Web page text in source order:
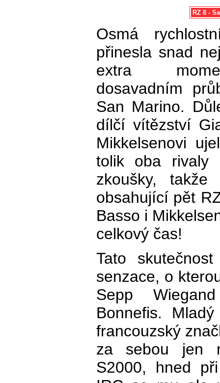
RZ 8 -
Osmá
přinesla snad
extra
dosavadním
San Marino.
dílčí vítězství
Mikkelsenovi
tolik oba rivaly
zkoušky,
obsahující pět
Basso i
celkový čas!
Tato
senzace, o
Sepp
Bonnefis.
francouzský
za sebou jen
S2000, hned